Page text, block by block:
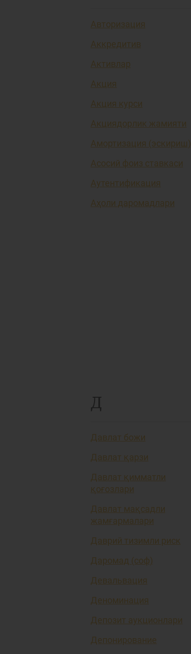
Авторизация
Аккредитив
Активлар
Акция
Акция курси
Акциядорлик жамияти
Амортизация (эскириш)
Асосий фоиз ставкаси
Аутентификация
Аҳоли даромадлари
Д
Давлат божи
Давлат қарзи
Давлат қимматли
қоғозлари
Давлат мақсадли
жамғармалари
Даврий тизимли риск
Даромад (соф)
Девальвация
Деноминация
Депозит аукционлари
Депонирование